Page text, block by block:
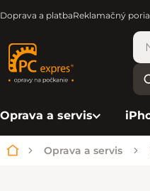
Doprava a platbaReklamačný
Oprava a servis
Domov
Oprava a servis